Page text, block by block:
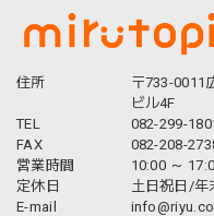
住所
〒733-0011
ビル4F
TEL
082-299-
FAX
082-208-
営業時間
10:00 ～
定休日
土日祝日/年
E-mail